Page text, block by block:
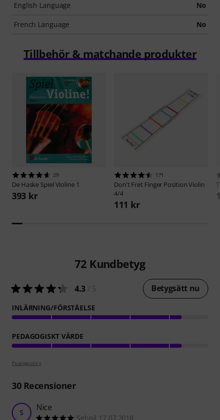
English Language No
French Language No
Tillbehör & matchande produkter
29
De Haske Spiel Violine 1
393 kr
171
Don't Fret Finger Position Violin
4/4
111 kr
72 Kundbetyg
4.3 Betygsätt nu
INLÄRNING/FÖRSTÅELSE
PEDAGOGISKT VÄRDE
Poängpolicy
30Recensioner
S Nice
Sebpil 17.07.2018